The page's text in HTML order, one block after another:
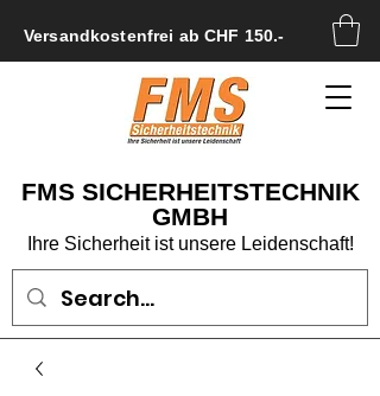
FMS SICHERHEITSTECHNIK
GMBH
Ihre Sicherheit ist unsere Leidenschaft!
Versandkostenfrei ab CHF 150.-